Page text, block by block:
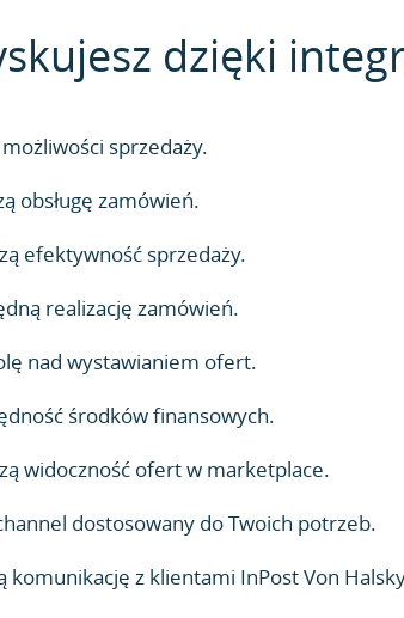
dzięki
sprzedaży.
obsługę zamówień.
efektywność sprzedaży.
realizację zamówień.
nad wystawianiem ofert.
środków finansowych.
widoczność ofert w marketplace.
dostosowany do Twoich potrzeb.
komunikację z klientami InPost Von